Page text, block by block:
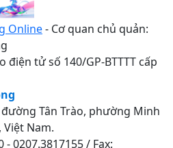
Online- Cơ quan chủ quản:
điện tử số 140/GP-BTTTT cấp
đường Tân Trào, phường Minh
Việt Nam.
0207.3817155 / Fax: